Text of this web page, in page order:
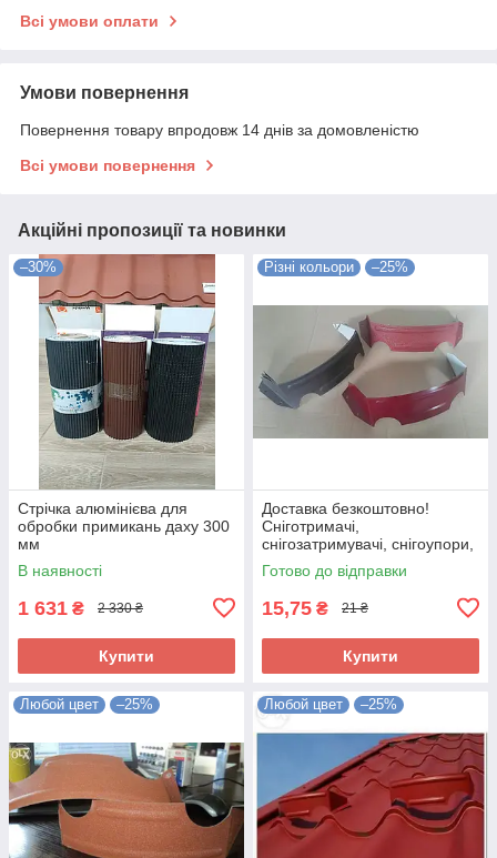
Всі умови оплати
Умови повернення
Повернення товару впродовж 14 днів за домовленістю
Всі умови повернення
Акційні пропозиції та новинки
–30%
Стрічка алюмінієва для
обробки примикань даху 300
мм
В наявності
1 631 ₴ 2 330 ₴
Купити
Різні кольори –25%
Доставка безкоштовно!
Сніготримачі,
снігозатримувачі, снігоупори,
підкови, снігозатримувачі
Готово до відправки
15,75 ₴ 21 ₴
Купити
Любой цвет –25% Любой цвет –25%